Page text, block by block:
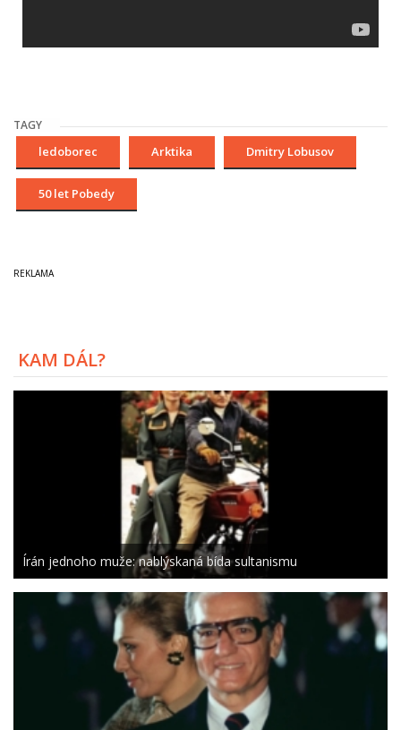
TAGY
ledoborec Arktika Dmitry Lobusov
50 let Pobedy
KAM DÁL?
Írán jednoho muže: nablýskaná bída sultanismu